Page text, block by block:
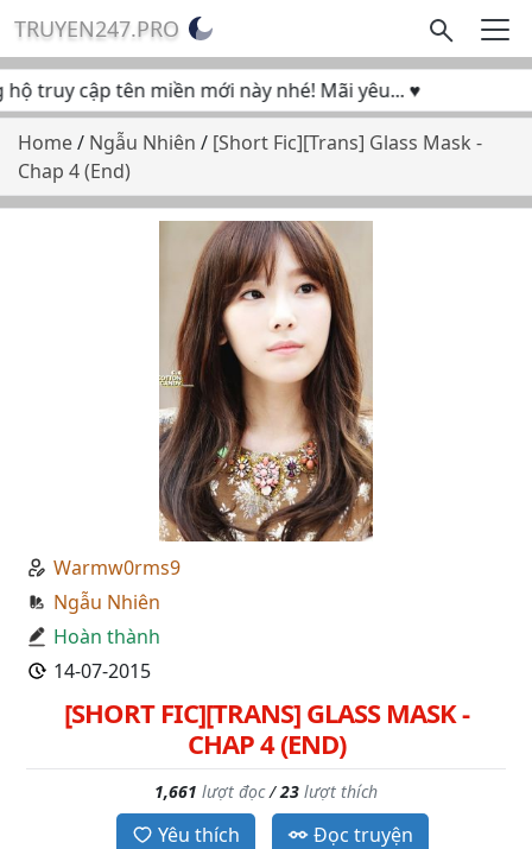
TRUYEN247.PRO
truy cập tên miền mới này nhé! Mãi yêu... ♥
Home/ Ngẫu Nhiên / [Short Fic][Trans] Glass Mask -
Chap 4 (End)
Warmw0rms9
Ngẫu Nhiên
Hoàn thành
14-07-2015
[SHORT FIC][TRANS] GLASS MASK -
CHAP 4 (END)
1,661 lượt đọc/23 lượt thích
Yêu thích Đọc truyện